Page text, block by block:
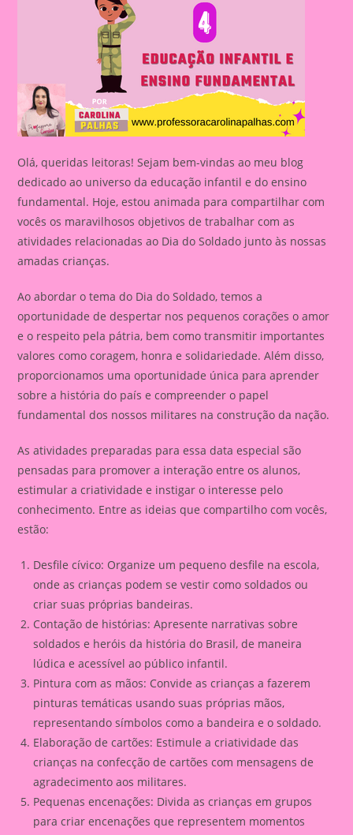
Olá, queridas leitoras! Sejam bem-vindas ao meu blog
dedicado ao universo da educação infantil e do ensino
fundamental. Hoje, estou animada para compartilhar com
vocês os maravilhosos objetivos de trabalhar com as
atividades relacionadas ao Dia do Soldado junto às nossas
amadas crianças.
Ao abordar o tema do Dia do Soldado, temos a
oportunidade de despertar nos pequenos corações o amor
e o respeito pela pátria, bem como transmitir importantes
valores como coragem, honra e solidariedade. Além disso,
proporcionamos uma oportunidade única para aprender
sobre a história do país e compreender o papel
fundamental dos nossos militares na construção da nação.
As atividades preparadas para essa data especial são
pensadas para promover a interação entre os alunos,
estimular a criatividade e instigar o interesse pelo
conhecimento. Entre as ideias que compartilho com vocês,
estão:
Desfile cívico: Organize um pequeno desfile na escola,
onde as crianças podem se vestir como soldados ou
criar suas próprias bandeiras.
Contação de histórias: Apresente narrativas sobre
soldados e heróis da história do Brasil, de maneira
lúdica e acessível ao público infantil.
Pintura com as mãos: Convide as crianças a fazerem
pinturas temáticas usando suas próprias mãos,
representando símbolos como a bandeira e o soldado.
Elaboração de cartões: Estimule a criatividade das
crianças na confecção de cartões com mensagens de
agradecimento aos militares.
Pequenas encenações: Divida as crianças em grupos
para criar encenações que representem momentos